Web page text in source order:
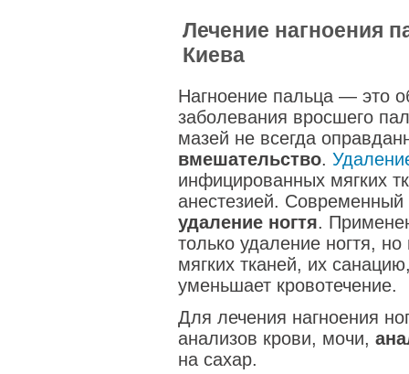
Лечение нагноения
Киева
Нагноение пальца — это
заболевания вросшего
мазей не всегда
вмешательство.
инфицированных мягких
анестезией.
удаление ногтя.
только удаление ногтя,
мягких тканей, их
уменьшает кровотечение.
Для лечения нагноения
анализов крови, мочи,
на сахар.